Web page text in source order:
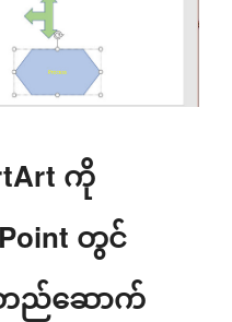
ကို
တွင်
တည်ဆောက်